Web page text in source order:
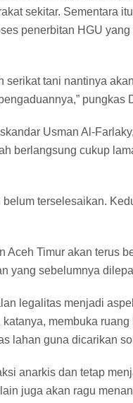
sekitar. Sementara
penerbitan HGU
serikat tani nantinya
pungkas
Usman Al-
berlangsung cukup
terselesaikan.
Aceh Timur akan terus
yang sebelumnya
legalitas menjadi
membuka
lahan guna dicarikan
anarkis dan tetap
juga akan ragu